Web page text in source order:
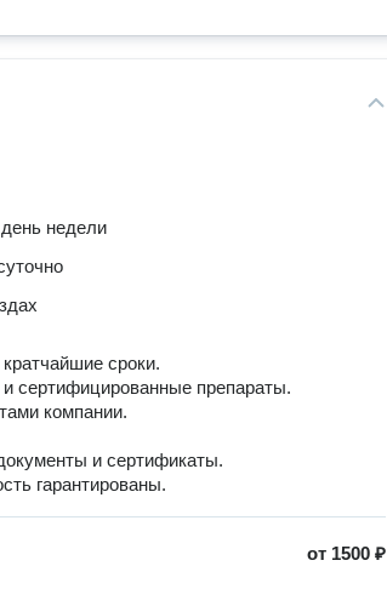
недели
сроки.
сертифицированные препараты.
компании.
и сертификаты.
гарантированы.
от 1500 ₽